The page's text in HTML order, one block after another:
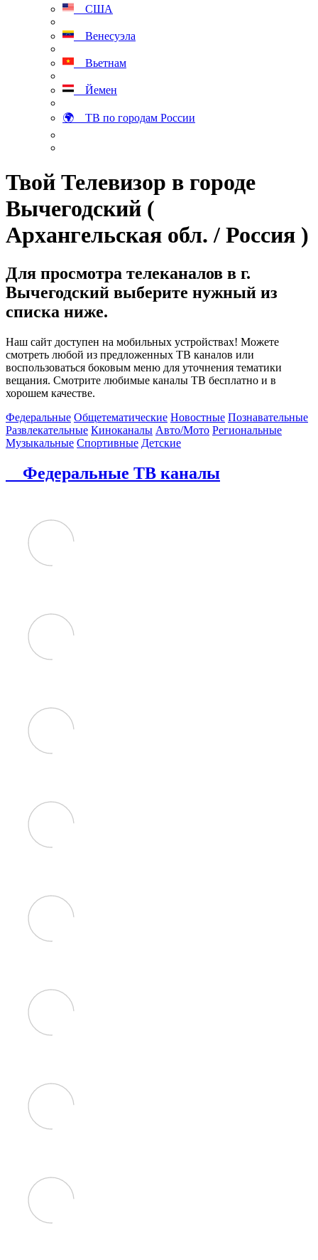
США
Венесуэла
Вьетнам
Йемен
🌍 ТВ по городам России
Твой Телевизор в городе
Вычегодский (
Архангельская обл. / Россия )
Для просмотра телеканалов в г.
Вычегодский выберите нужный из
списка ниже.
Наш сайт доступен на мобильных устройствах! Можете
смотреть любой из предложенных ТВ каналов или
воспользоваться боковым меню для уточнения тематики
вещания. Смотрите любимые каналы ТВ бесплатно и в
хорошем качестве.
Федеральные Общетематические Новостные Познавательные
Развлекательные Киноканалы Авто/Мото Региональные
Музыкальные Спортивные Детские
Федеральные ТВ каналы